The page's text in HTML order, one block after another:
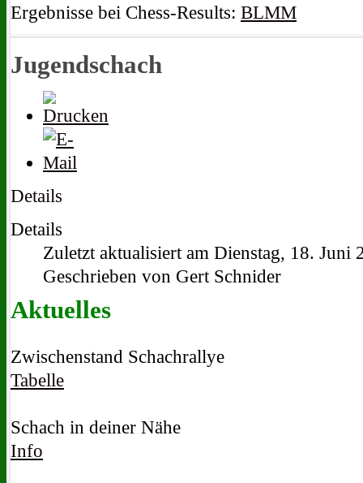
Ergebnisse bei Chess-Results: BLMM
Jugendschach
Details
Details
Zuletzt aktualisiert am Dienstag, 18. Juni
Geschrieben von Gert Schnider
Aktuelles
Zwischenstand Schachrallye
Tabelle
Schach in deiner Nähe
Info